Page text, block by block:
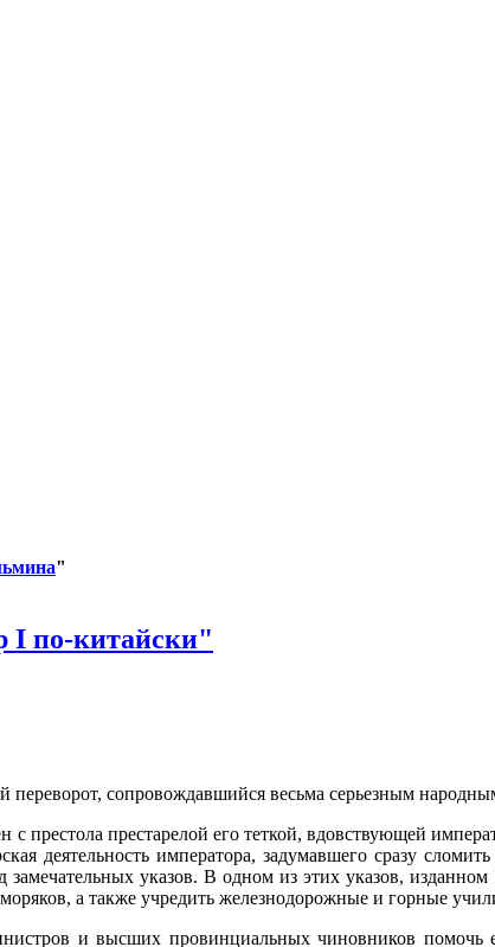
"
I по-китайски"
сопровождавшийся весьма серьезным
престола престарелой его теткой, вдовствующей
деятельность императора, задумавшего сразу
указов. В одном из этих указов,
а также учредить железнодорожные и горные
и высших провинциальных чиновников помочь